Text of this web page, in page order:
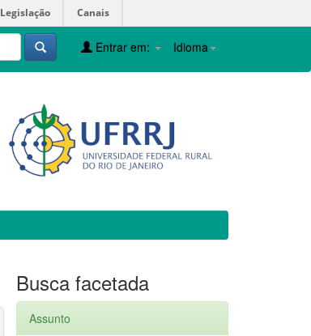
Legislação Canais
Idioma
Entrar em:
Busca facetada
Assunto